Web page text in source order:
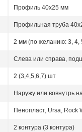
Профиль 40x25 мм
Профильная труба
2 мм (по желанию: 3, 4,
Слева или справа,
2 (3,4,5,6,7) шт
Наружу или вовнутрь
Пенопласт, Ursa, Rock
2 контура (3 контура)